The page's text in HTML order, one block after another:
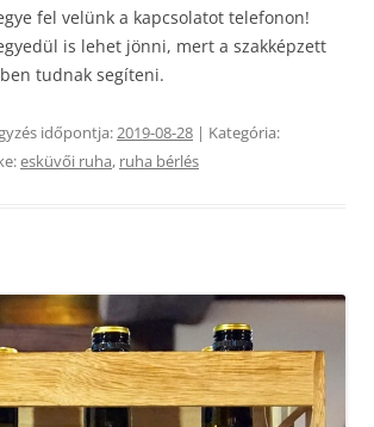
fel velünk a kapcsolatot telefonon!
is lehet jönni, mert a szakképzett
tudnak segíteni.
időpontja:2019-08-28 | Kategória:
esküvői ruha, ruha bérlés